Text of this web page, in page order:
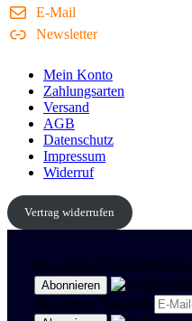
E-Mail
Newsletter
Mein Konto
Zahlungsarten
Versand
AGB
Datenschutz
Impressum
Widerruf
Vertrag widerrufen
Newsletter Politik & Kultur
Newsletter Spanisch